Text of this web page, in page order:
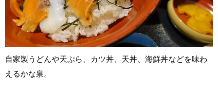
自家製うどんや天ぷら、カツ丼、天丼、海鮮丼などを味わ
えるかな泉。